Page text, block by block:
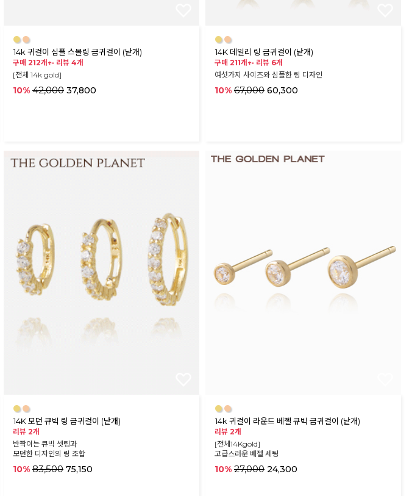
● ●
14k 귀걸이 심플 스몰링 금귀걸이 (낱개)
구매 212개↑· 리뷰 4개
[전체 14k gold]
10% 42,000 37,800
● ●
14K 데일리 링 금귀걸이 (낱개)
구매 211개↑· 리뷰 6개
여섯가지 사이즈와 심플한 링 디자인
10% 67,000 60,300
● ●
14K 모던 큐빅 링 금귀걸이 (낱개)
리뷰 2개
반짝이는 큐빅 셋팅과
모던한 디자인의 링 조합
10% 83,500 75,150
● ●
14k 귀걸이 라운드 베젤 큐빅 금귀걸이 (낱개)
리뷰 2개
[전체14Kgold]
고급스러운 베젤 세팅
10% 27,000 24,300